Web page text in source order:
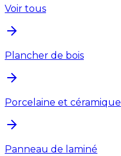
Voir tous
Plancher de bois
Porcelaine et céramique
Panneau de laminé